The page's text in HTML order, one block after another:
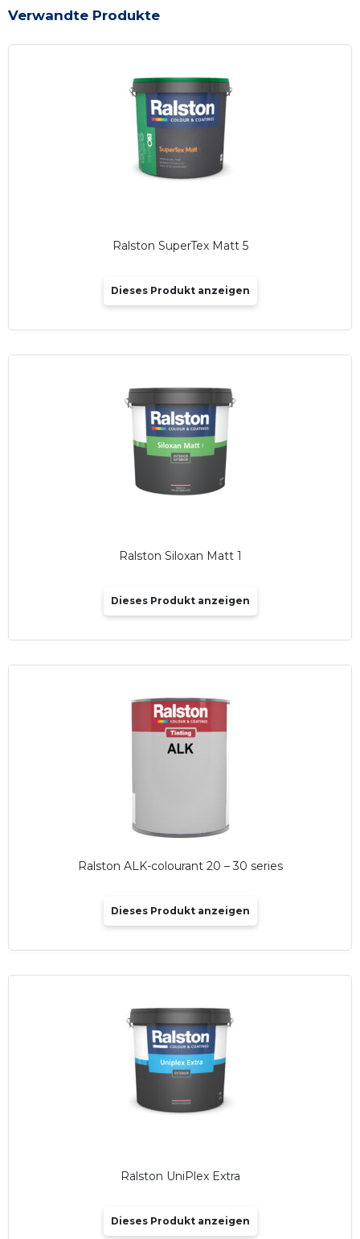
Verwandte Produkte
Ralston SuperTex Matt 5
Dieses Produkt anzeigen
Ralston Siloxan Matt 1
Dieses Produkt anzeigen
Ralston ALK-colourant 20 – 30 series
Dieses Produkt anzeigen
Ralston UniPlex Extra
Dieses Produkt anzeigen